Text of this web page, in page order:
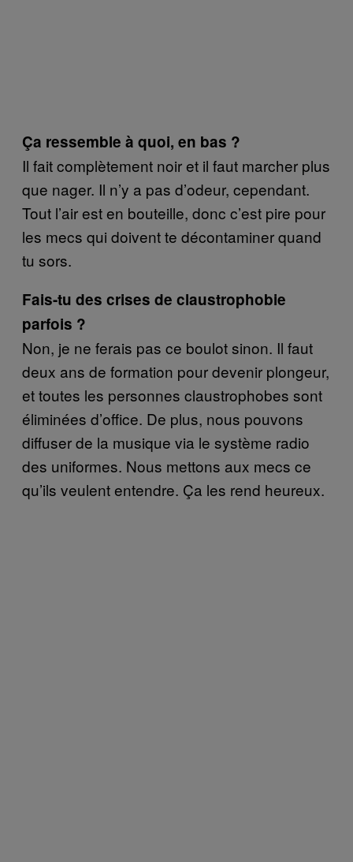
Ça ressemble à quoi, en bas ?
Il fait complètement noir et il faut marcher plus
que nager. Il n’y a pas d’odeur, cependant.
Tout l’air est en bouteille, donc c’est pire pour
les mecs qui doivent te décontaminer quand
tu sors.
Fais-tu des crises de claustrophobie
parfois ?
Non, je ne ferais pas ce boulot sinon. Il faut
deux ans de formation pour devenir plongeur,
et toutes les personnes claustrophobes sont
éliminées d’office. De plus, nous pouvons
diffuser de la musique via le système radio
des uniformes. Nous mettons aux mecs ce
qu’ils veulent entendre. Ça les rend heureux.